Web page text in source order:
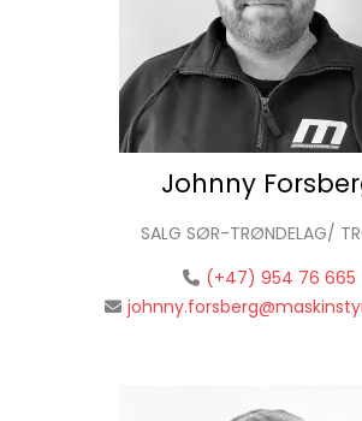
Johnny
SALG SØR-TRØNDELAG/
(+47) 954 76 665